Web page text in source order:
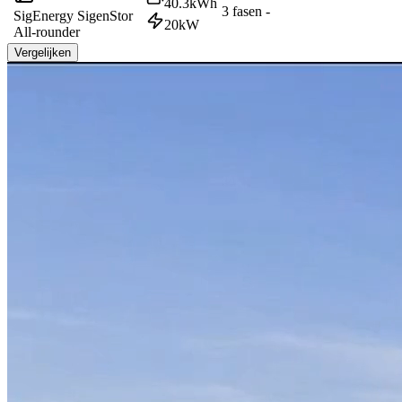
SigEnergy SigenStor
All-rounder
40.3kWh
20kW
3 fasen -
Vergelijken